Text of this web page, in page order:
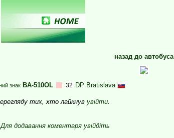
назад до автобуса
знак BA-510OL 32 DP Bratislava
тих, хто лайкнув увійти.
Для додавання коментаря увійдіть